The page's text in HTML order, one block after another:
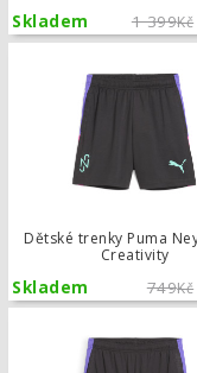
1 399Kč
Skladem
Dětské trenky Puma
Creativity
749Kč
Skladem